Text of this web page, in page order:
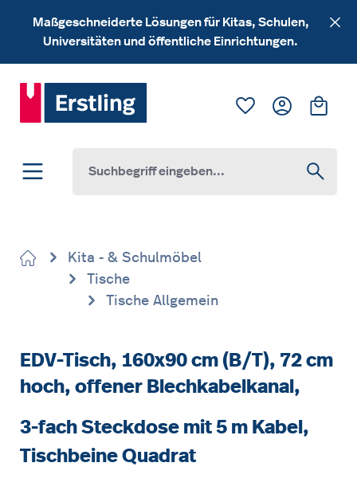
Zum Hauptinhalt springen
Maßgeschneiderte Lösungen für Kitas, Schulen,
Universitäten und öffentliche Einrichtungen.
Du hast 0
Kita - & Schulmöbel
Tische
Tische Allgemein
EDV-Tisch, 160x90 cm (B/T), 72 cm
hoch, offener Blechkabelkanal,
3-fach Steckdose mit 5 m Kabel,
Tischbeine Quadrat